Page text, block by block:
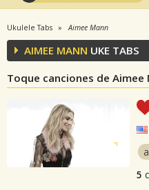
Ukulele Tabs Aimee Mann
AIMEE MANN UKE TABS
Toque canciones de Aimee
5